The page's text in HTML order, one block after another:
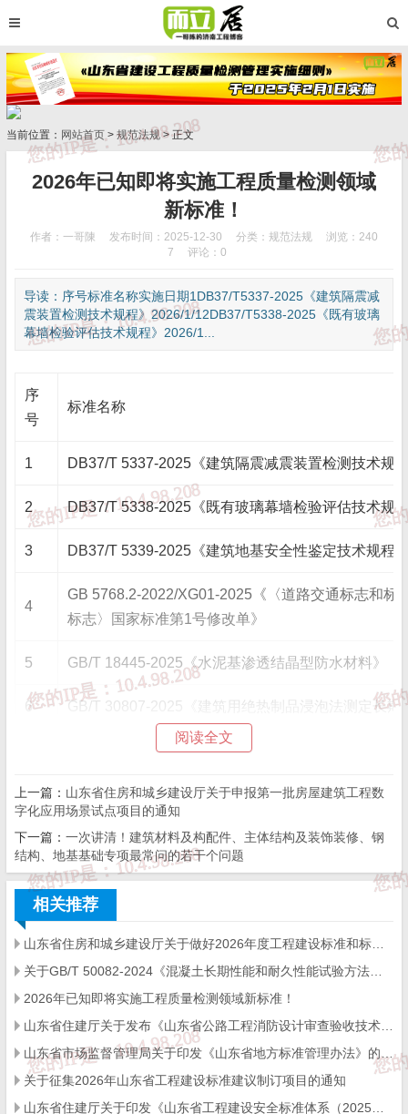
当前位置： 网站首页 > 规范法规> 正文
2026年已知即将实施工程质量检测领域
新标准！
作者：一哥陳 发布时间：2025-12-30 分类： 规范法规
浏览：240
7
评论：0
导读：序号标准名称实施日期1DB37/T5337-2025《建筑隔震减
震装置检测技术规程》2026/1/12DB37/T5338-2025《既有玻璃
幕墙检验评估技术规程》2026/1...
序
号
标准名称
1 DB37/T 5337-2025《建筑隔震减震装置检测技术规
2 DB37/T 5338-2025《既有玻璃幕墙检验评估技术规
3 DB37/T 5339-2025《建筑地基安全性鉴定技术规程
4
GB 5768.2-2022/XG01-2025《〈道路交通标志和标
标志〉国家标准第1号修改单》
5 GB/T 18445-2025《水泥基渗透结晶型防水材料》
6 GB/T 30807-2025《建筑用绝热制品浸泡法测定长期
GB/T 45920-2025《铁铝酸盐水泥》
8 GB/T 9754-2025《色漆和清漆 20°、60° 和 85° 光泽
9 GB/T 9755-2025《纸面石膏板》
10 T/CECS 10001-2025《混凝土用防裂抗渗复合材料》
11 T/CECS 10485-2025《钢结构防护涂层体系配套性
12 T/CECS 10486-2025《聚乙烯共混氯化聚乙烯玻纤
13
E）复合管》
14 T/CECS 10488-2025《桥梁工程用高强钢绞线》
阅读全文
上一篇： 山东省住房和城乡建设厅关于申报第一批房屋建筑工程数
字化应用场景试点项目的通知
下一篇： 一次讲清！建筑材料及构配件、主体结构及装饰装修、钢
结构、地基基础专项最常问的若干个问题
相关推荐
2026年已知即将实施工程质量检测领域新标准！
山东省市场监督管理局关于印发《山东省地方标准管理办法》的通知
关于征集2026年山东省工程建设标准建议制订项目的通知